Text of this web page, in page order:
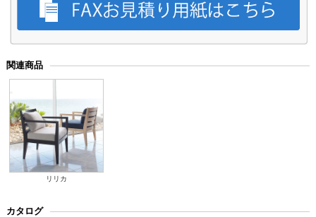
関連商品
リリカ
カタログ